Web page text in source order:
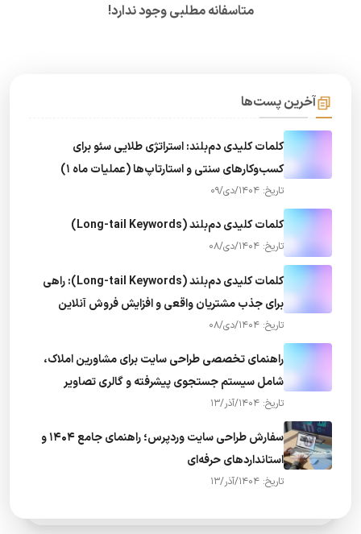
متاسفانه مطلبی وجود ندارد!
آخرین پست‌ها
کلمات کلیدی دم‌بلند: استراتژی طلایی سئو برای
کسب‌وکارهای سنتی و استارتاپ‌ها (عملیات ماه 1)
تاریخ: 1404/دی/09
کلمات کلیدی دم‌بلند (Long-tail Keywords)
تاریخ: 1404/دی/08
کلمات کلیدی دم‌بلند (Long-tail Keywords): راهی
برای جذب مشتریان واقعی و افزایش فروش آنلاین
تاریخ: 1404/دی/08
راهنمای تخصصی طراحی سایت برای مشاورین املاک،
شامل سیستم جستجوی پیشرفته و گالری تصاویر
تاریخ: 1404/آذر/13
سفارش طراحی سایت وردپرس؛ راهنمای جامع ۱۴۰۴ و
استانداردهای حرفه‌ای
تاریخ: 1404/آذر/13